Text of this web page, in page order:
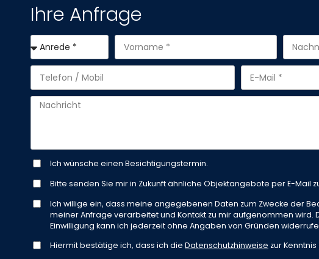
Ihre Anfrage
Ich wünsche einen Besichtigungstermin.
Bitte senden Sie mir in Zukunft ähnliche Objektangebote per E-Mail
Ich willige ein, dass meine angegebenen Daten zum Zwecke der
meiner Anfrage verarbeitet und Kontakt zu mir aufgenommen wird.
Einwilligung kann ich jederzeit ohne Angaben von Gründen
Hiermit bestätige ich, dass ich die Datenschutzhinweise zur